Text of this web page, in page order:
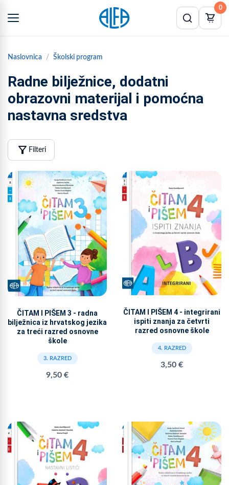
0
Naslovnica Školski program
Radne bilježnice, dodatni
obrazovni materijal i pomoćna
nastavna sredstva
filter_alt Filteri
ČITAM I PIŠEM 3 - radna
bilježnica iz hrvatskog jezika
za treći razred osnovne
škole
3. RAZRED
9,50 €
ČITAM I PIŠEM 4 - integrirani
ispiti znanja za četvrti
razred osnovne škole
4. RAZRED
3,50 €